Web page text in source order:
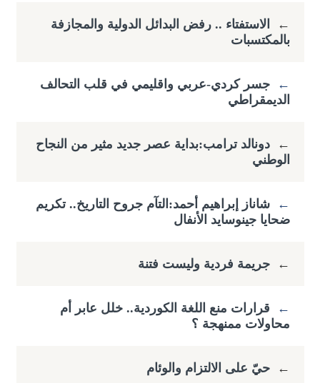
←
الاستفتاء .. رفض البدائل الدولية والمجازفة
بالمكتسبات
←
جسر كردي-عربي واقليمي في قلب التحالف
الديمقراطي
←
دونالد ترامب:بداية عصر جديد مثير من النجاح
الوطني
←
شاناز إبراهيم أحمد:التآم جروح التاريخ.. تكريم
ضحايا جينوسايد الأنفال
← جريمة فردية وليست فتنة
←
قرارات منع اللغة الكوردية.. خلل عابر أم
محاولات ممنهجة ؟
← حيّ على الالتزام والوئام